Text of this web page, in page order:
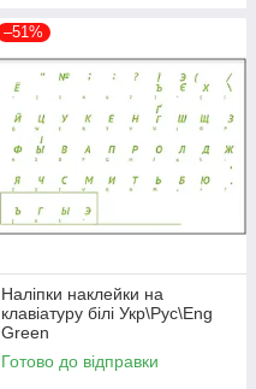
–51%
Наліпки наклейки на
клавіатуру білі Укр\Рус\Eng
Green
Готово до відправки